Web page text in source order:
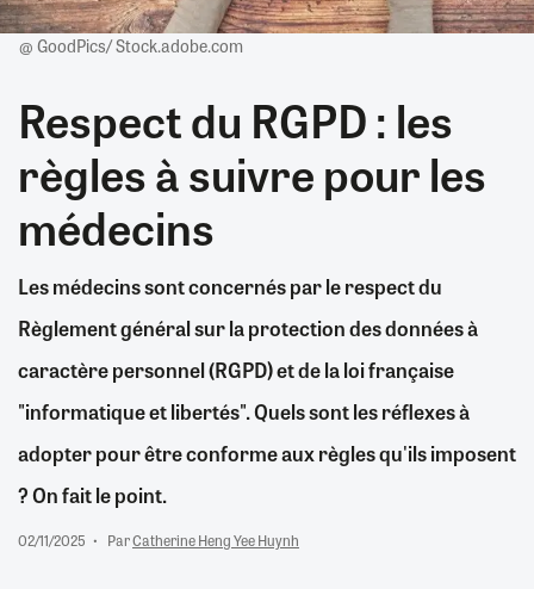
@ GoodPics/ Stock.adobe.com
Respect du RGPD : les
règles à suivre pour les
médecins
Les médecins sont concernés par le respect du
Règlement général sur la protection des données à
caractère personnel (RGPD) et de la loi française
"informatique et libertés". Quels sont les réflexes à
adopter pour être conforme aux règles qu'ils imposent
? On fait le point.
02/11/2025 ParCatherine Heng Yee Huynh